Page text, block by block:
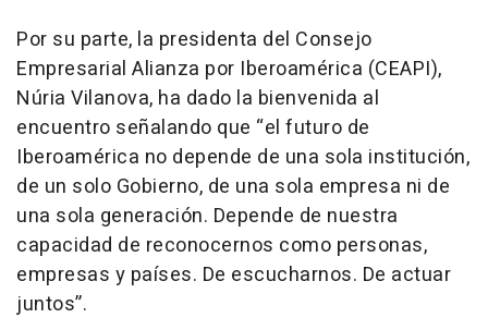
Por su parte, la presidenta del Consejo
Empresarial Alianza por Iberoamérica (CEAPI),
Núria Vilanova, ha dado la bienvenida al
encuentro señalando que “el futuro de
Iberoamérica no depende de una sola institución,
de un solo Gobierno, de una sola empresa ni de
una sola generación. Depende de nuestra
capacidad de reconocernos como personas,
empresas y países. De escucharnos. De actuar
juntos”.